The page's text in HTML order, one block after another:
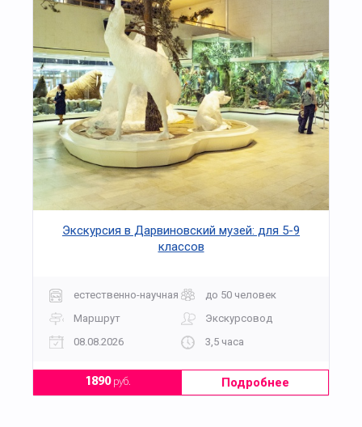
Экскурсия в Дарвиновский музей: для 5-9
классов
естественно-научная
до 50 человек
Маршрут
Экскурсовод
08.08.2026
3,5 часа
1890руб. Подробнее